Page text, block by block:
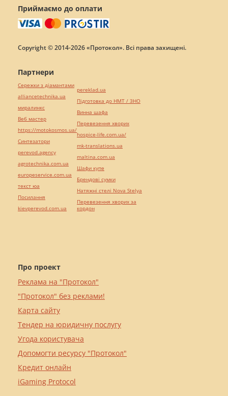
Приймаємо до оплати
Copyright © 2014-2026 «Протокол». Всі права захищені.
Про проект
Реклама на "Протокол"
"Протокол" без реклами!
Карта сайту
Тендер на юридичну послугу
Угода користувача
Допомогти ресурсу "Протокол"
Кредит онлайн
iGaming Protocol
Партнери
Сережки з діамантами
alliancetechnika.ua
миралинкс
Веб мастер
https://motokosmos.ua/
Синтезатори
perevod.agency
agrotechnika.com.ua
europeservice.com.ua
текст юа
Посилання
kievperevod.com.ua
pereklad.ua
Підготовка до НМТ / ЗНО
Винна шафа
Перевезення хворих
hospice-life.com.ua/
mk-translations.ua
maltina.com.ua
Шафи купе
Брендові сумки
Натяжні стелі Nova Stelya
Перевезення хворих за
кордон